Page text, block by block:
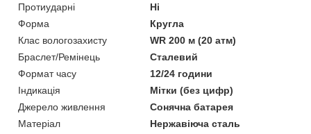
Протиударні
Ні
Форма
Кругла
Клас вологозахисту
WR 200 м (20 атм)
Браслет/Ремінець
Сталевий
Формат часу
12/24 години
Індикація
Мітки (без цифр)
Джерело живлення
Сонячна батарея
Матеріал
Нержавіюча сталь